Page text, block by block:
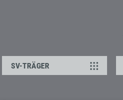
SV-TRÄGER